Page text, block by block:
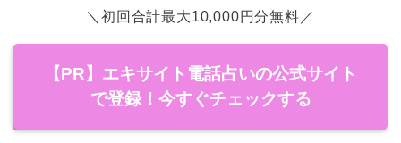
＼初回合計最大10,000円分無料／
【PR】エキサイト電話占いの公式サイト
で登録！今すぐチェックする